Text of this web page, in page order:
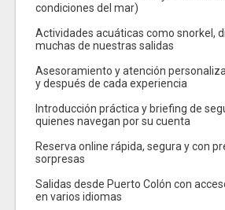
condiciones del mar)
Actividades acuáticas como snorkel,
muchas de nuestras salidas
Asesoramiento y atención
y después de cada experiencia
Introducción práctica y briefing de
quienes navegan por su cuenta
Reserva online rápida, segura y con
sorpresas
Salidas desde Puerto Colón con
en varios idiomas